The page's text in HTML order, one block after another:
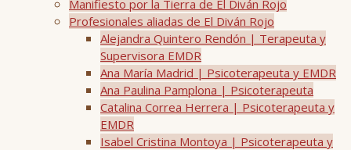
Manifiesto por la Tierra de El Diván Rojo
Profesionales aliadas de El Diván Rojo
Alejandra Quintero Rendón | Terapeuta y
Supervisora EMDR
Ana María Madrid | Psicoterapeuta y EMDR
Ana Paulina Pamplona | Psicoterapeuta
Catalina Correa Herrera | Psicoterapeuta y
EMDR
Isabel Cristina Montoya | Psicoterapeuta y